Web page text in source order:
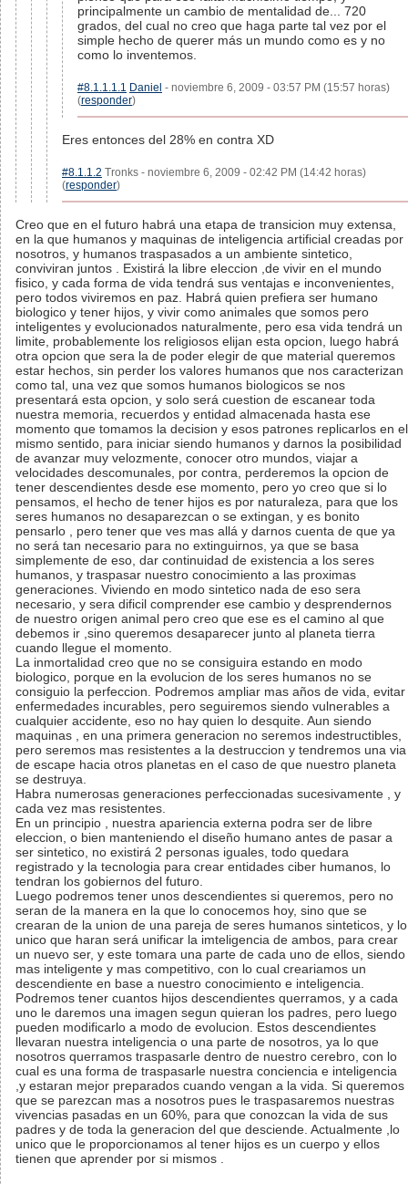
principalmente un cambio de mentalidad de... 720
grados, del cual no creo que haga parte tal vez por el
simple hecho de querer más un mundo como es y no
como lo inventemos.
#8.1.1.1.1 Daniel - noviembre 6, 2009 - 03:57 PM (15:57 horas)
(responder)
Eres entonces del 28% en contra XD
#8.1.1.2 Tronks - noviembre 6, 2009 - 02:42 PM (14:42 horas)
(responder)
Creo que en el futuro habrá una etapa de transicion muy extensa,
en la que humanos y maquinas de inteligencia artificial creadas por
nosotros, y humanos traspasados a un ambiente sintetico,
conviviran juntos . Existirá la libre eleccion ,de vivir en el mundo
fisico, y cada forma de vida tendrá sus ventajas e inconvenientes,
pero todos viviremos en paz. Habrá quien prefiera ser humano
biologico y tener hijos, y vivir como animales que somos pero
inteligentes y evolucionados naturalmente, pero esa vida tendrá un
limite, probablemente los religiosos elijan esta opcion, luego habrá
otra opcion que sera la de poder elegir de que material queremos
estar hechos, sin perder los valores humanos que nos caracterizan
como tal, una vez que somos humanos biologicos se nos
presentará esta opcion, y solo será cuestion de escanear toda
nuestra memoria, recuerdos y entidad almacenada hasta ese
momento que tomamos la decision y esos patrones replicarlos en el
mismo sentido, para iniciar siendo humanos y darnos la posibilidad
de avanzar muy velozmente, conocer otro mundos, viajar a
velocidades descomunales, por contra, perderemos la opcion de
tener descendientes desde ese momento, pero yo creo que si lo
pensamos, el hecho de tener hijos es por naturaleza, para que los
seres humanos no desaparezcan o se extingan, y es bonito
pensarlo , pero tener que ves mas allá y darnos cuenta de que ya
no será tan necesario para no extinguirnos, ya que se basa
simplemente de eso, dar continuidad de existencia a los seres
humanos, y traspasar nuestro conocimiento a las proximas
generaciones. Viviendo en modo sintetico nada de eso sera
necesario, y sera dificil comprender ese cambio y desprendernos
de nuestro origen animal pero creo que ese es el camino al que
debemos ir ,sino queremos desaparecer junto al planeta tierra
cuando llegue el momento.
La inmortalidad creo que no se consiguira estando en modo
biologico, porque en la evolucion de los seres humanos no se
consiguio la perfeccion. Podremos ampliar mas años de vida, evitar
enfermedades incurables, pero seguiremos siendo vulnerables a
cualquier accidente, eso no hay quien lo desquite. Aun siendo
maquinas , en una primera generacion no seremos indestructibles,
pero seremos mas resistentes a la destruccion y tendremos una via
de escape hacia otros planetas en el caso de que nuestro planeta
se destruya.
Habra numerosas generaciones perfeccionadas sucesivamente , y
cada vez mas resistentes.
En un principio , nuestra apariencia externa podra ser de libre
eleccion, o bien manteniendo el diseño humano antes de pasar a
ser sintetico, no existirá 2 personas iguales, todo quedara
registrado y la tecnologia para crear entidades ciber humanos, lo
tendran los gobiernos del futuro.
Luego podremos tener unos descendientes si queremos, pero no
seran de la manera en la que lo conocemos hoy, sino que se
crearan de la union de una pareja de seres humanos sinteticos, y lo
unico que haran será unificar la imteligencia de ambos, para crear
un nuevo ser, y este tomara una parte de cada uno de ellos, siendo
mas inteligente y mas competitivo, con lo cual creariamos un
descendiente en base a nuestro conocimiento e inteligencia.
Podremos tener cuantos hijos descendientes querramos, y a cada
uno le daremos una imagen segun quieran los padres, pero luego
pueden modificarlo a modo de evolucion. Estos descendientes
llevaran nuestra inteligencia o una parte de nosotros, ya lo que
nosotros querramos traspasarle dentro de nuestro cerebro, con lo
cual es una forma de traspasarle nuestra conciencia e inteligencia
,y estaran mejor preparados cuando vengan a la vida. Si queremos
que se parezcan mas a nosotros pues le traspasaremos nuestras
vivencias pasadas en un 60%, para que conozcan la vida de sus
padres y de toda la generacion del que desciende. Actualmente ,lo
unico que le proporcionamos al tener hijos es un cuerpo y ellos
tienen que aprender por si mismos .